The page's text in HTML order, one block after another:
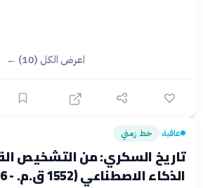
اعرض الكل (10) ←
عافية› خط زمني
تاريخ السكري: من التشخيص
الذكاء الاصطناعي (1552 ق.م. - 2026)